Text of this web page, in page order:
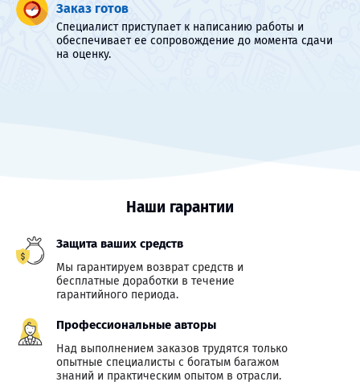
Заказ готов
Специалист приступает к написанию работы и
обеспечивает ее сопровождение до момента сдачи
на оценку.
Наши гарантии
Защита ваших средств
Мы гарантируем возврат средств и
бесплатные доработки в течение
гарантийного периода.
Профессиональные авторы
Над выполнением заказов трудятся только
опытные специалисты с богатым багажом
знаний и практическим опытом в отрасли.